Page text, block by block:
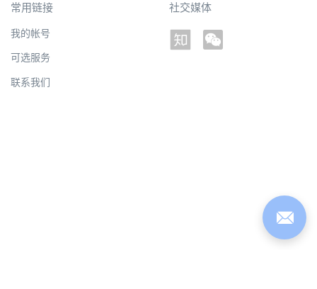
常用链接
我的帐号
可选服务
联系我们
社交媒体